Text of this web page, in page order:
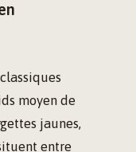
moyen de
jaunes,
entre